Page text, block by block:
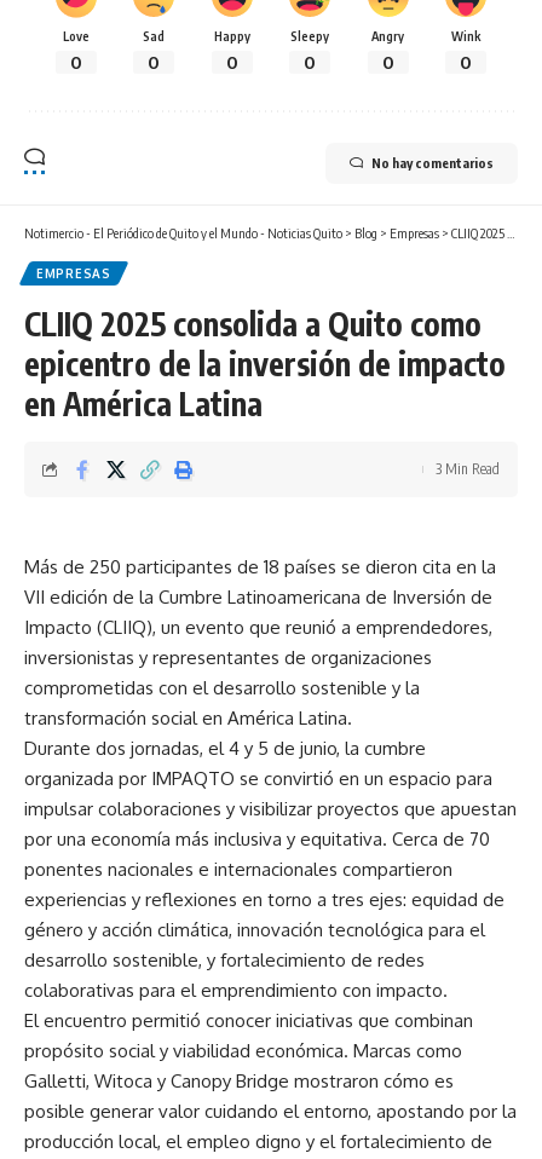
Love
0
Sad
0
Happy
0
Sleepy
0
Angry
0
Wink
0
No hay comentarios
Notimercio - El Periódico de Quito y el Mundo - Noticias Quito > Blog > Empresas > CLIIQ 2025 consolida a Quito como epicentro de la inversión de impacto en América Latina
EMPRESAS
CLIIQ 2025 consolida a Quito como
epicentro de la inversión de impacto
en América Latina
3 Min Read
Más de 250 participantes de 18 países se dieron cita en la
VII edición de la Cumbre Latinoamericana de Inversión de
Impacto (CLIIQ), un evento que reunió a emprendedores,
inversionistas y representantes de organizaciones
comprometidas con el desarrollo sostenible y la
transformación social en América Latina.
Durante dos jornadas, el 4 y 5 de junio, la cumbre
organizada por IMPAQTO se convirtió en un espacio para
impulsar colaboraciones y visibilizar proyectos que apuestan
por una economía más inclusiva y equitativa. Cerca de 70
ponentes nacionales e internacionales compartieron
experiencias y reflexiones en torno a tres ejes: equidad de
género y acción climática, innovación tecnológica para el
desarrollo sostenible, y fortalecimiento de redes
colaborativas para el emprendimiento con impacto.
El encuentro permitió conocer iniciativas que combinan
propósito social y viabilidad económica. Marcas como
Galletti, Witoca y Canopy Bridge mostraron cómo es
posible generar valor cuidando el entorno, apostando por la
producción local, el empleo digno y el fortalecimiento de